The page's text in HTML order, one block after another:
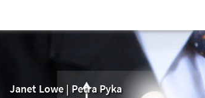
Janet Lowe | Petra Pyka